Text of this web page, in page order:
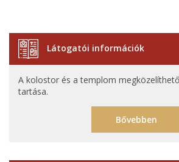
Látogatói információk
A kolostor és a templom
tartása.
Bővebben